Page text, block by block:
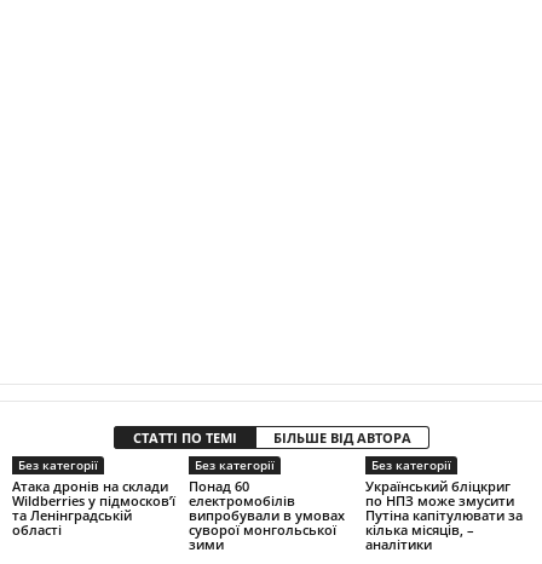
СТАТТІ ПО ТЕМІ БІЛЬШЕ ВІД АВТОРА
Без категорії
Атака дронів на склади
Wildberries у підмосков’ї
та Ленінградській
області
Без категорії
Понад 60
електромобілів
випробували в умовах
суворої монгольської
зими
Без категорії
Український бліцкриг
по НПЗ може змусити
Путіна капітулювати за
кілька місяців, –
аналітики